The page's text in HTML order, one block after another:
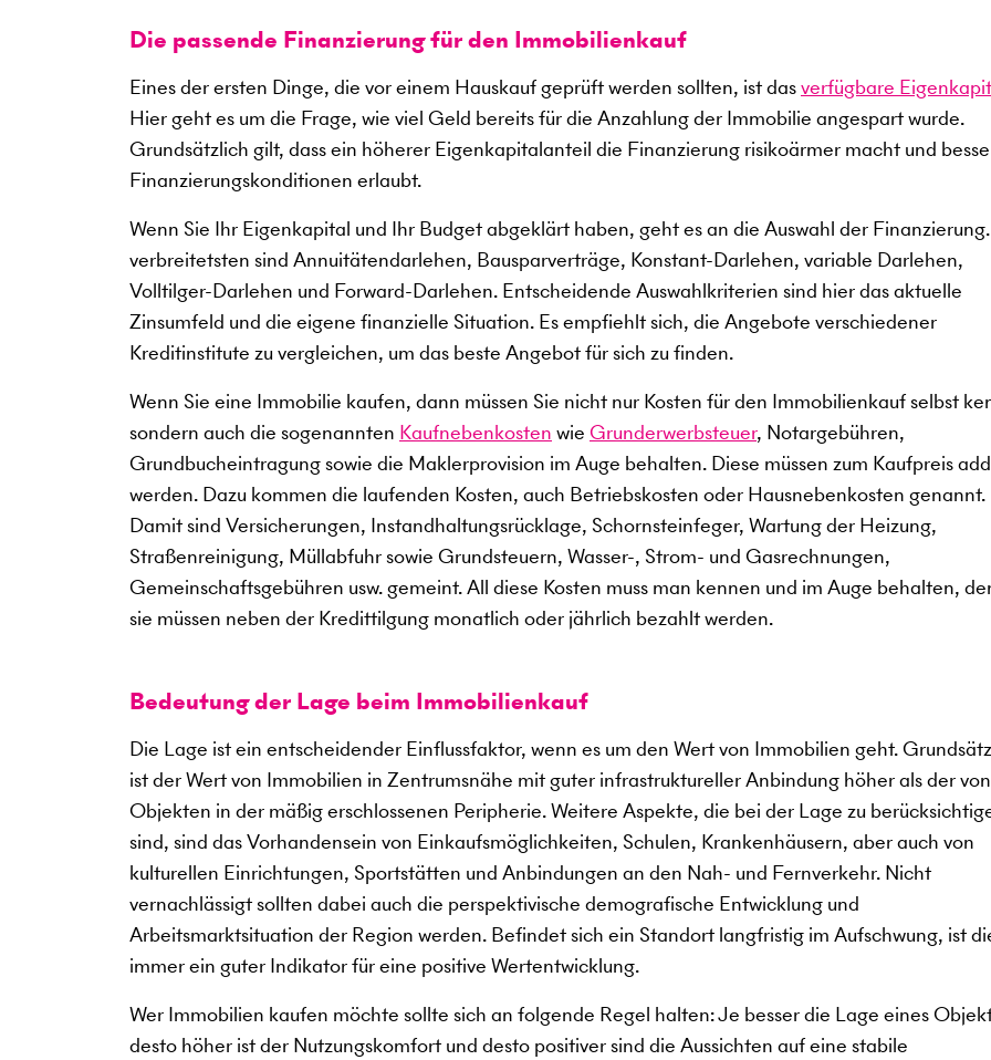
Die passende Finanzierung für den Immobilienkauf
Eines der ersten Dinge, die vor einem Hauskauf geprüft werden sollten, ist dasverfügbare
Hier geht es um die Frage, wie viel Geld bereits für die Anzahlung der Immobilie angespart wurde.
Grundsätzlich gilt, dass ein höherer Eigenkapitalanteil die Finanzierung risikoärmer macht und
Finanzierungskonditionen erlaubt.
Wenn Sie Ihr Eigenkapital und Ihr Budget abgeklärt haben, geht es an die Auswahl der
verbreitetsten sind Annuitätendarlehen, Bausparverträge, Konstant-Darlehen, variable Darlehen,
Volltilger-Darlehen und Forward-Darlehen. Entscheidende Auswahlkriterien sind hier das aktuelle
Zinsumfeld und die eigene finanzielle Situation. Es empfiehlt sich, die Angebote verschiedener
Kreditinstitute zu vergleichen, um das beste Angebot für sich zu finden.
Wenn Sie eine Immobilie kaufen, dann müssen Sie nicht nur Kosten für den Immobilienkauf selbst
sondern auch die sogenannten Kaufnebenkosten wie Grunderwerbsteuer, Notargebühren,
Grundbucheintragung sowie die Maklerprovision im Auge behalten. Diese müssen zum Kaufpreis
werden. Dazu kommen die laufenden Kosten, auch Betriebskosten oder Hausnebenkosten genannt.
Damit sind Versicherungen, Instandhaltungsrücklage, Schornsteinfeger, Wartung der Heizung,
Straßenreinigung, Müllabfuhr sowie Grundsteuern, Wasser-, Strom- und Gasrechnungen,
Gemeinschaftsgebühren usw. gemeint. All diese Kosten muss man kennen und im Auge behalten,
sie müssen neben der Kredittilgung monatlich oder jährlich bezahlt werden.
Bedeutung der Lage beim Immobilienkauf
Die Lage ist ein entscheidender Einflussfaktor, wenn es um den Wert von Immobilien geht.
ist der Wert von Immobilien in Zentrumsnähe mit guter infrastruktureller Anbindung höher als der von
Objekten in der mäßig erschlossenen Peripherie. Weitere Aspekte, die bei der Lage zu
sind, sind das Vorhandensein von Einkaufsmöglichkeiten, Schulen, Krankenhäusern, aber auch von
kulturellen Einrichtungen, Sportstätten und Anbindungen an den Nah- und Fernverkehr. Nicht
vernachlässigt sollten dabei auch die perspektivische demografische Entwicklung und
Arbeitsmarktsituation der Region werden. Befindet sich ein Standort langfristig im Aufschwung, ist
immer ein guter Indikator für eine positive Wertentwicklung.
Wer Immobilien kaufen möchte sollte sich an folgende Regel halten: Je besser die Lage eines
desto höher ist der Nutzungskomfort und desto positiver sind die Aussichten auf eine stabile